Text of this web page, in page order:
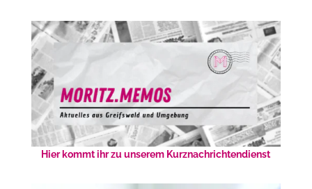
Hier kommt ihr zu unserem Kurznachrichtendienst